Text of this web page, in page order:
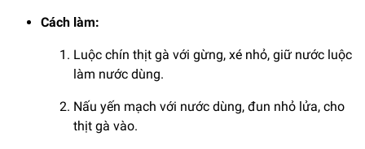
Cách làm:
Luộc chín thịt gà với gừng, xé nhỏ, giữ nước luộc
làm nước dùng.
Nấu yến mạch với nước dùng, đun nhỏ lửa, cho
thịt gà vào.